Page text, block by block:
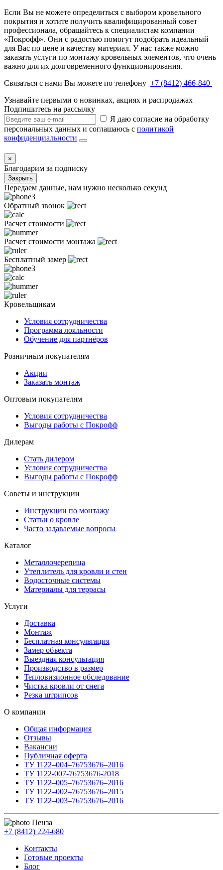
Если Вы не можете определиться с выбором кровельного
покрытия и хотите получить квалифицированный совет
профессионала, обращайтесь к специалистам компании
«Покрофф». Они с радостью помогут подобрать идеальный
для Вас по цене и качеству материал. У нас также можно
заказать услуги по монтажу кровельных элементов, что очень
важно для их долговременного функционирования.
Связаться с нами Вы можете по телефону +7 (8412) 466-840
Узнавайте первыми о новинках, акциях и распродажах
Подпишитесь на рассылку
Я даю согласие на обработку
персональных данных и соглашаюсь с политикой
конфиденциальности
×
Благодарим за подписку
Закрыть
Передаем данные, нам нужно несколько секунд
Обратный звонок
Расчет стоимости
Расчет стоимости монтажа
Бесплатный замер
Кровельщикам
Условия сотрудничества
Программа лояльности
Обучение для партнёров
Розничным покупателям
Акции
Заказать монтаж
Оптовым покупателям
Условия сотрудничества
Выгоды работы с Покрофф
Дилерам
Стать дилером
Условия сотрудничества
Выгоды работы с Покрофф
Советы и инструкции
Инструкции по монтажу
Статьи о кровле
Часто задаваемые вопросы
Каталог
Металлочерепица
Утеплитель для кровли и стен
Водосточные системы
Материалы для террасы
Услуги
Доставка
Монтаж
Бесплатная консультация
Замер объекта
Выездная консультация
Производство в размер
Тепловизионное обследование
Чистка кровли от снега
Резка штрипсов
О компании
Общая информация
Отзывы
Вакансии
Публичная оферта
ТУ 1122–004–76753676–2016
ТУ 1122-007-76753676-2018
ТУ 1122–005–76753676–2016
ТУ 1122–002–76753676–2015
ТУ 1122–003–76753676–2016
Пенза
+7 (8412) 224-680
Контакты
Готовые проекты
Блог